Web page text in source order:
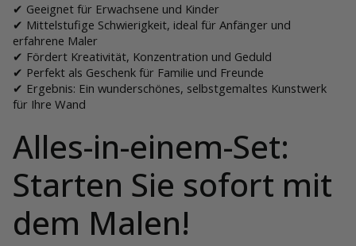
✔ Geeignet für Erwachsene und Kinder
✔ Mittelstufige Schwierigkeit, ideal für Anfänger und
erfahrene Maler
✔ Fördert Kreativität, Konzentration und Geduld
✔ Perfekt als Geschenk für Familie und Freunde
✔ Ergebnis: Ein wunderschönes, selbstgemaltes Kunstwerk
für Ihre Wand
Alles-in-einem-Set:
Starten Sie sofort mit
dem Malen!